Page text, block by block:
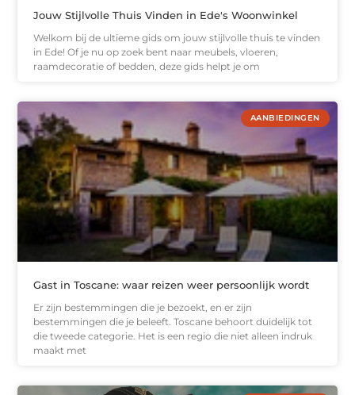
Jouw Stijlvolle Thuis Vinden in Ede's Woonwinkel
Welkom bij de ultieme gids om jouw stijlvolle thuis te vinden
in Ede! Of je nu op zoek bent naar meubels, vloeren,
raamdecoratie of bedden, deze gids helpt je om
AANBIEDINGEN
Gast in Toscane: waar reizen weer persoonlijk wordt
Er zijn bestemmingen die je bezoekt, en er zijn
bestemmingen die je beleeft. Toscane behoort duidelijk tot
die tweede categorie. Het is een regio die niet alleen indruk
maakt met